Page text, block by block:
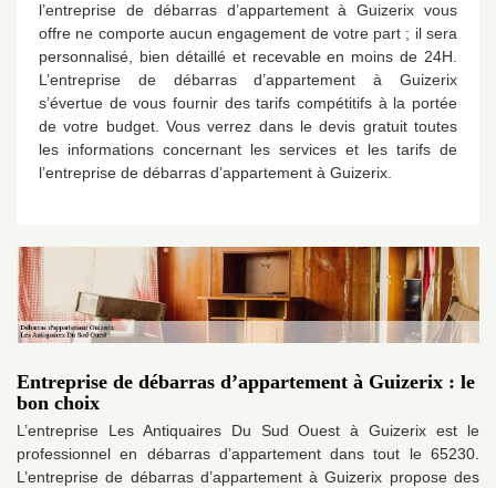
l’entreprise de débarras d’appartement à Guizerix vous
offre ne comporte aucun engagement de votre part ; il sera
personnalisé, bien détaillé et recevable en moins de 24H.
L’entreprise de débarras d’appartement à Guizerix
s’évertue de vous fournir des tarifs compétitifs à la portée
de votre budget. Vous verrez dans le devis gratuit toutes
les informations concernant les services et les tarifs de
l’entreprise de débarras d’appartement à Guizerix.
Entreprise de débarras d’appartement à Guizerix : le
bon choix
L’entreprise Les Antiquaires Du Sud Ouest à Guizerix est le
professionnel en débarras d’appartement dans tout le 65230.
L’entreprise de débarras d’appartement à Guizerix propose des